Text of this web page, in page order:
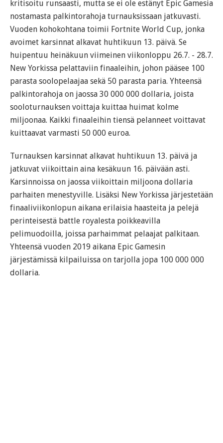
kritisoitu runsaasti, mutta se ei ole estänyt Epic Gamesia
nostamasta palkintorahoja turnauksissaan jatkuvasti.
Vuoden kohokohtana toimii Fortnite World Cup, jonka
avoimet karsinnat alkavat huhtikuun 13. päivä. Se
huipentuu heinäkuun viimeinen viikonloppu 26.7. - 28.7.
New Yorkissa pelattaviin finaaleihin, johon pääsee 100
parasta soolopelaajaa sekä 50 parasta paria. Yhteensä
palkintorahoja on jaossa 30 000 000 dollaria, joista
sooloturnauksen voittaja kuittaa huimat kolme
miljoonaa. Kaikki finaaleihin tiensä pelanneet voittavat
kuittaavat varmasti 50 000 euroa.
Turnauksen karsinnat alkavat huhtikuun 13. päivä ja
jatkuvat viikoittain aina kesäkuun 16. päivään asti.
Karsinnoissa on jaossa viikoittain miljoona dollaria
parhaiten menestyville. Lisäksi New Yorkissa järjestetään
finaaliviikonlopun aikana erilaisia haasteita ja pelejä
perinteisestä battle royalesta poikkeavilla
pelimuodoilla, joissa parhaimmat pelaajat palkitaan.
Yhteensä vuoden 2019 aikana Epic Gamesin
järjestämissä kilpailuissa on tarjolla jopa 100 000 000
dollaria.